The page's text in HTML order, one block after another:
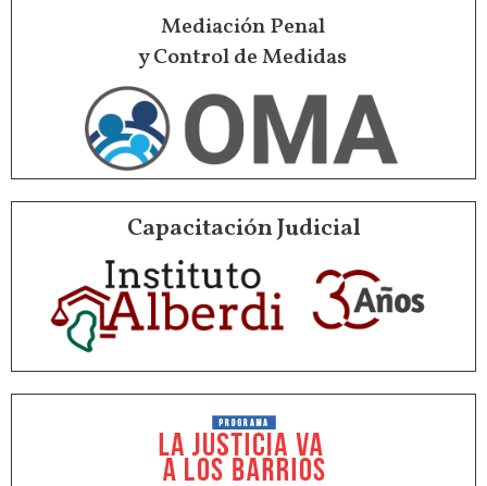
Mediación Penal
y Control de Medidas
Capacitación Judicial